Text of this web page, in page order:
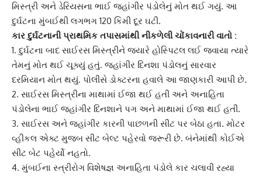
મિસ્ત્રી અને ડેરિયસના ભાઈ જહાંગીર પંડોલેનું મોત થઈ ગયું. આ
દુર્ઘટના મુંબઈથી લગભગ 120 કિમી દૂર ઘટી.
કાર દુર્ઘટનાનીપ્રાથમિક તપાસમાંથી નીકળેલી ચોંકાવનારી વાતો :
1. દુર્ઘટના બાદ સાઈરસ મિસ્ત્રીને જ્યારે હોસ્પિટલ લઈ જવાયા ત્યારે
તેમનું મોત થઈ ચૂક્યું હતું. જહાંગીર દિનશા પંડોલનું સારવાર
દરમિયાન મોત થયું. પોલીસે ડોક્ટરના હવાલે આ જાણકારી આપી છે.
2. સાઈરસ મિસ્ત્રીના માથામાં ઈજા થઈ હતી અને અનાહિતા
પંડોલેના ભાઈ જહાંગીર દિનશાને પગ અને માથામાં ઈજા થઈ હતી.
3. સાઈરસ અને જહાંગીર કારની પાછળની સીટ પર બેઠા હતા. મોટર
વ્હીકલ એક્ટ મુજબ સીટ બેલ્ટ પહેરવો જરૂરી છે. બંનેમાંથી કોઈએ
સીટ બેટ પહેર્યો નહતો.
4. મુંબઈના સ્ત્રીરોગ વિશેષજ્ઞ અનાહિતા પંડોલે કાર ચલાવી રહ્યા